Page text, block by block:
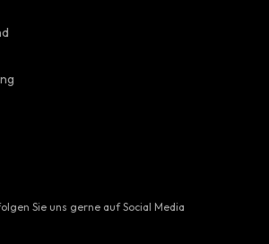
Sie uns gerne auf Social Media